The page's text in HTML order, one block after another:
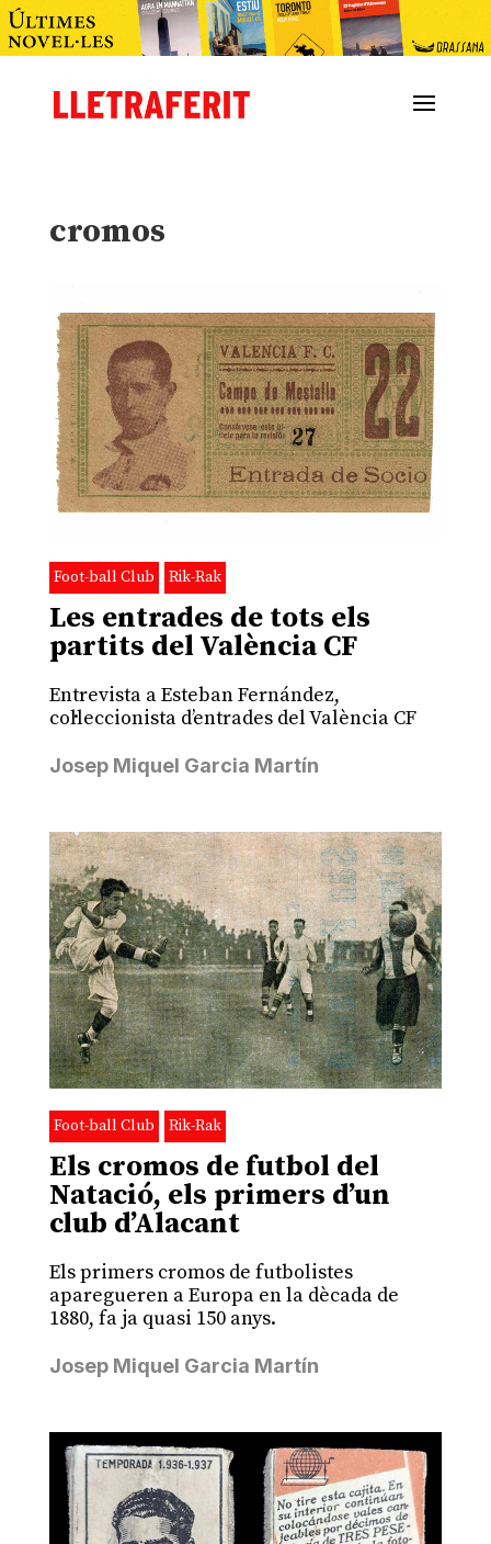
cromos
Foot-ball Club Rik-Rak
Les entrades de tots els
partits del València CF
Entrevista a Esteban Fernández,
col·leccionista d’entrades del València CF
Josep Miquel Garcia Martín
Foot-ball Club Rik-Rak
Els cromos de futbol del
Natació, els primers d’un
club d’Alacant
Els primers cromos de futbolistes
aparegueren a Europa en la dècada de
1880, fa ja quasi 150 anys.
Josep Miquel Garcia Martín